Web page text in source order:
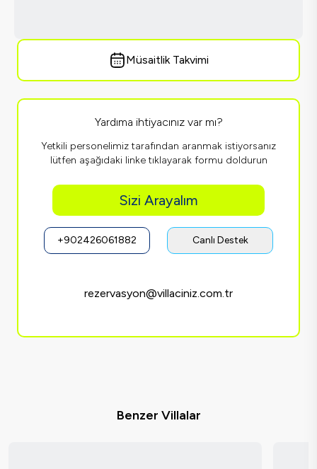
Müsaitlik Takvimi
Yardıma ihtiyacınız var mı?
Yetkili personelimiz tarafından aranmak istiyorsanız
lütfen aşağıdaki linke tıklayarak formu doldurun
Sizi Arayalım
+902426061882 Canlı Destek
rezervasyon@villaciniz.com.tr
Benzer Villalar